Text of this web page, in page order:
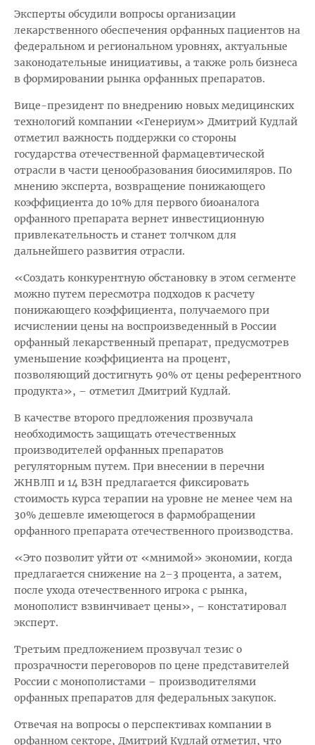
Эксперты обсудили вопросы организации
лекарственного обеспечения орфанных пациентов на
федеральном и региональном уровнях, актуальные
законодательные инициативы, а также роль бизнеса
в формировании рынка орфанных препаратов.
Вице-президент по внедрению новых медицинских
технологий компании «Генериум» Дмитрий Кудлай
отметил важность поддержки со стороны
государства отечественной фармацевтической
отрасли в части ценообразования биосимиляров. По
мнению эксперта, возвращение понижающего
коэффициента до 10% для первого биоаналога
орфанного препарата вернет инвестиционную
привлекательность и станет толчком для
дальнейшего развития отрасли.
«Создать конкурентную обстановку в этом сегменте
можно путем пересмотра подходов к расчету
понижающего коэффициента, получаемого при
исчислении цены на воспроизведенный в России
орфанный лекарственный препарат, предусмотрев
уменьшение коэффициента на процент,
позволяющий достигнуть 90% от цены референтного
продукта», – отметил Дмитрий Кудлай.
В качестве второго предложения прозвучала
необходимость защищать отечественных
производителей орфанных препаратов
регуляторным путем. При внесении в перечни
ЖНВЛП и 14 ВЗН предлагается фиксировать
стоимость курса терапии на уровне не менее чем на
30% дешевле имеющегося в фармобращении
орфанного препарата отечественного производства.
«Это позволит уйти от «мнимой» экономии, когда
предлагается снижение на 2–3 процента, а затем,
после ухода отечественного игрока с рынка,
монополист взвинчивает цены», – констатировал
эксперт.
Третьим предложением прозвучал тезис о
прозрачности переговоров по цене представителей
России с монополистами – производителями
орфанных препаратов для федеральных закупок.
Отвечая на вопросы о перспективах компании в
орфанном секторе, Дмитрий Кудлай отметил, что